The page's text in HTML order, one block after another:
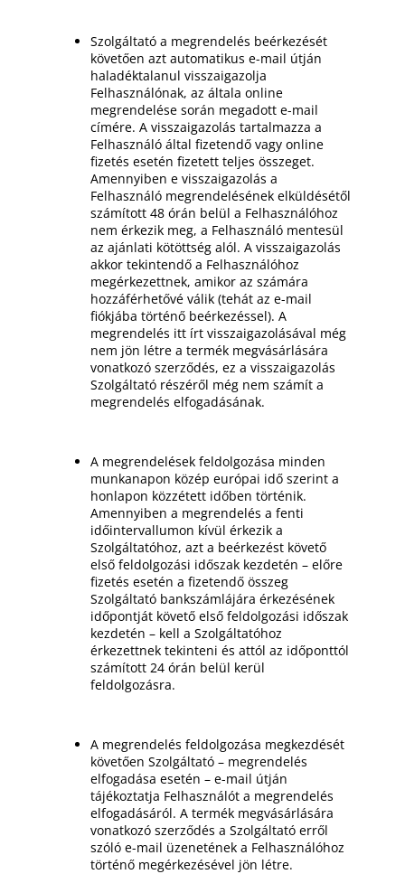
Szolgáltató a megrendelés beérkezését
követően azt automatikus e-mail útján
haladéktalanul visszaigazolja
Felhasználónak, az általa online
megrendelése során megadott e-mail
címére. A visszaigazolás tartalmazza a
Felhasználó által fizetendő vagy online
fizetés esetén fizetett teljes összeget.
Amennyiben e visszaigazolás a
Felhasználó megrendelésének elküldésétől
számított 48 órán belül a Felhasználóhoz
nem érkezik meg, a Felhasználó mentesül
az ajánlati kötöttség alól. A visszaigazolás
akkor tekintendő a Felhasználóhoz
megérkezettnek, amikor az számára
hozzáférhetővé válik (tehát az e-mail
fiókjába történő beérkezéssel). A
megrendelés itt írt visszaigazolásával még
nem jön létre a termék megvásárlására
vonatkozó szerződés, ez a visszaigazolás
Szolgáltató részéről még nem számít a
megrendelés elfogadásának.
A megrendelések feldolgozása minden
munkanapon közép európai idő szerint a
honlapon közzétett időben történik.
Amennyiben a megrendelés a fenti
időintervallumon kívül érkezik a
Szolgáltatóhoz, azt a beérkezést követő
első feldolgozási időszak kezdetén – előre
fizetés esetén a fizetendő összeg
Szolgáltató bankszámlájára érkezésének
időpontját követő első feldolgozási időszak
kezdetén – kell a Szolgáltatóhoz
érkezettnek tekinteni és attól az időponttól
számított 24 órán belül kerül
feldolgozásra.
A megrendelés feldolgozása megkezdését
követően Szolgáltató – megrendelés
elfogadása esetén – e-mail útján
tájékoztatja Felhasználót a megrendelés
elfogadásáról. A termék megvásárlására
vonatkozó szerződés a Szolgáltató erről
szóló e-mail üzenetének a Felhasználóhoz
történő megérkezésével jön létre.